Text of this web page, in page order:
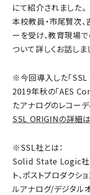
にて紹介されました。
本校教員・市尾賢次
ーを受け、教育現場
ついて詳しくお話しま
※今回導入した「SSL
2019年秋の「AES
たアナログのレコーデ
SSL ORIGINの詳細
※SSL社とは：
Solid State Logic社
ト、ポストプロダクシ
ルアナログ/デジタル